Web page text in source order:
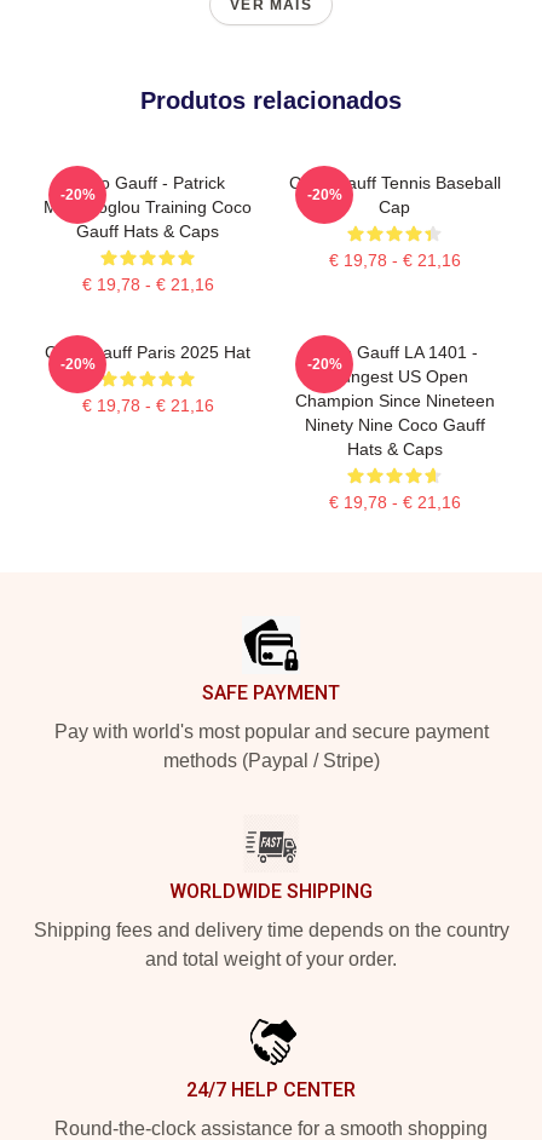
VER MAIS
Produtos relacionados
Coco Gauff - Patrick
Mouratoglou Training Coco
Gauff Hats & Caps
€ 19,78 - € 21,16
-20%
Coco Gauff Tennis Baseball
Cap
€ 19,78 - € 21,16
-20%
Coco Gauff Paris 2025 Hat
€ 19,78 - € 21,16
-20%
Coco Gauff LA 1401 -
Youngest US Open
Champion Since Nineteen
Ninety Nine Coco Gauff
Hats & Caps
€ 19,78 - € 21,16
-20%
SAFE PAYMENT
Pay with world's most popular and secure payment
methods (Paypal / Stripe)
WORLDWIDE SHIPPING
Shipping fees and delivery time depends on the country
and total weight of your order.
24/7 HELP CENTER
Round-the-clock assistance for a smooth shopping